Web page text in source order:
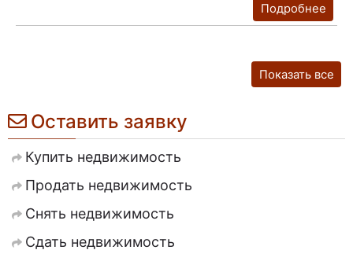
Оставить заявку
Купить недвижимость
Продать недвижимость
Снять недвижимость
Сдать недвижимость
Подробнее
Показать все